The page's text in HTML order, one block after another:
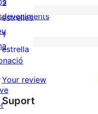
estrelles
de
3
estrelles
0
valoracions
de
2
estrelles
2
estrelles
0
valoracions
de
1
estrelles
1
estrella
Your review
Suport